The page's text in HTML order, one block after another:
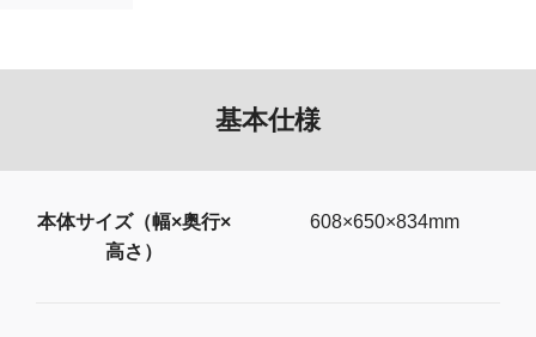
基本仕様
本体サイズ（幅×奥行×
高さ）
608×650×834mm